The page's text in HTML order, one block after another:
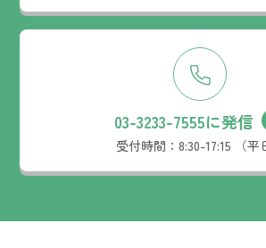
03-3233-7555に発信
受付時間： 8:30-17:15 （平